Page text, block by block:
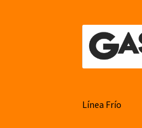
al
contenido
Línea Frío